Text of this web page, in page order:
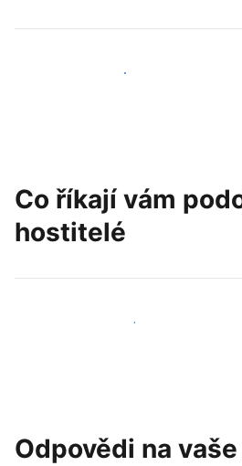
Oslovit nové hosty už dnes
Co říkají vám
hostitelé
Připojit se k dalším hostitelům
Odpovědi na